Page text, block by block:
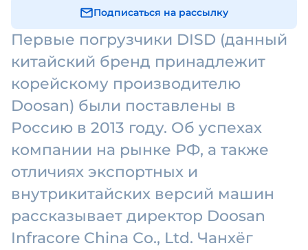
Подписаться на рассылку
Первые погрузчики DISD (данный
китайский бренд принадлежит
корейскому производителю
Doosan) были поставлены в
Россию в 2013 году. Об успехах
компании на рынке РФ, а также
отличиях экспортных и
внутрикитайских версий машин
рассказывает директор Doosan
Infracore China Co., Ltd. Чанхёг